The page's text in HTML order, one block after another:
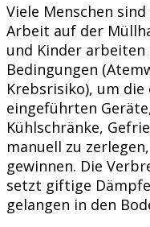
Viele Menschen
Arbeit auf der
und Kinder
Bedingungen
Krebsrisiko), um
eingeführten
Kühlschränke,
manuell zu
gewinnen. Die
setzt giftige
gelangen in den